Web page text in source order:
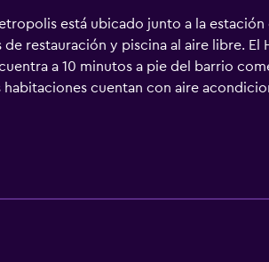
está ubicado junto a la
de restauración y piscina al aire libre.
a 10 minutos a pie del barrio
habitaciones cuentan con aire
baño con cabina de ducha. El
cualificados. El Promenade